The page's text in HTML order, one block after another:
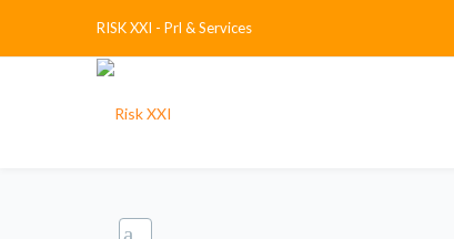
RISK XXI - Prl & Services